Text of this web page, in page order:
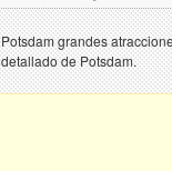
Potsdam grandes
detallado de Potsdam.